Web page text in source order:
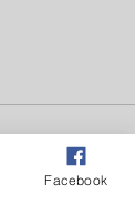
Facebook